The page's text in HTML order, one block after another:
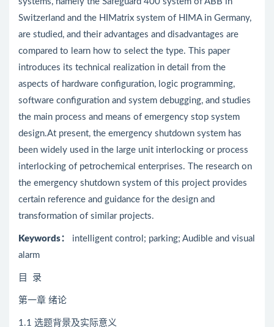
Switzerland and the HIMatrix system of HIMA in Germany,
are studied, and their advantages and disadvantages are
compared to learn how to select the type. This paper
introduces its technical realization in detail from the
aspects of hardware configuration, logic programming,
software configuration and system debugging, and studies
the main process and means of emergency stop system
design.At present, the emergency shutdown system has
been widely used in the large unit interlocking or process
interlocking of petrochemical enterprises. The research on
the emergency shutdown system of this project provides
certain reference and guidance for the design and
transformation of similar projects.
Keywords：
intelligent control; parking; Audible and visual
alarm
目 录
第一章 绪论
1.1 选题背景及实际意义